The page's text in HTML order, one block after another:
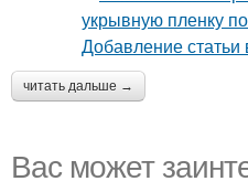
читать дальше →
Вас может